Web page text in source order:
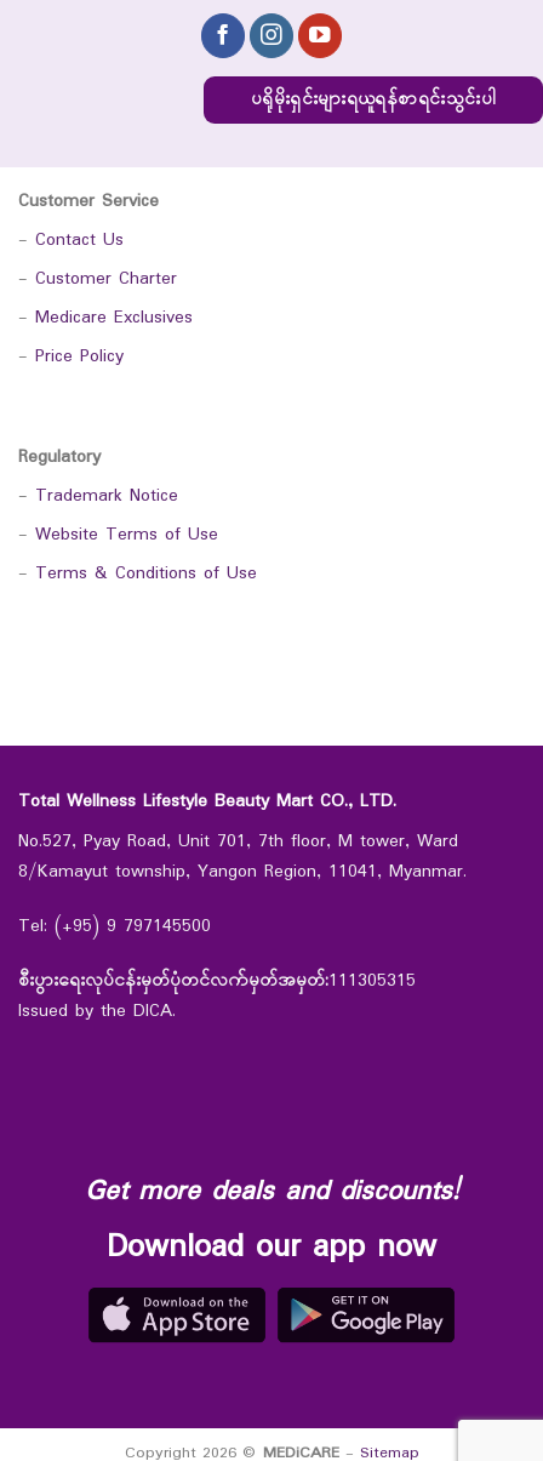
ပရိုမိုးရှင်းများရယူရန်စာရင်းသွင်းပါ
Customer Service
- Contact Us
- Customer Charter
- Medicare Exclusives
- Price Policy
Regulatory
- Trademark Notice
- Website Terms of Use
- Terms & Conditions of Use
Total Wellness Lifestyle Beauty Mart CO., LTD.
No.527, Pyay Road, Unit 701, 7th floor, M tower, Ward
8/Kamayut township, Yangon Region, 11041, Myanmar.
Tel: (+95) 9 797145500
စီးပွားရေးလုပ်ငန်းမှတ်ပုံတင်လက်မှတ်အမှတ်:111305315
Issued by the DICA.
Get more deals and discounts!
Download our app now
Copyright 2026 © MEDiCARE- Sitemap